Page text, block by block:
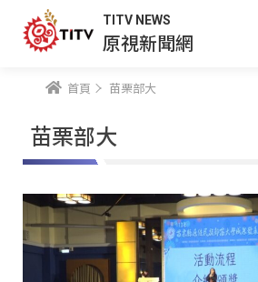
TITV NEWS
原視新聞網
首頁 苗栗部大
苗栗部大